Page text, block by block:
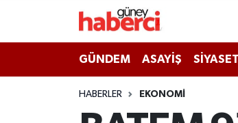
GÜNDEM ASAYİŞ SİYASET
HABERLER EKONOMİ
Haber Arşivi